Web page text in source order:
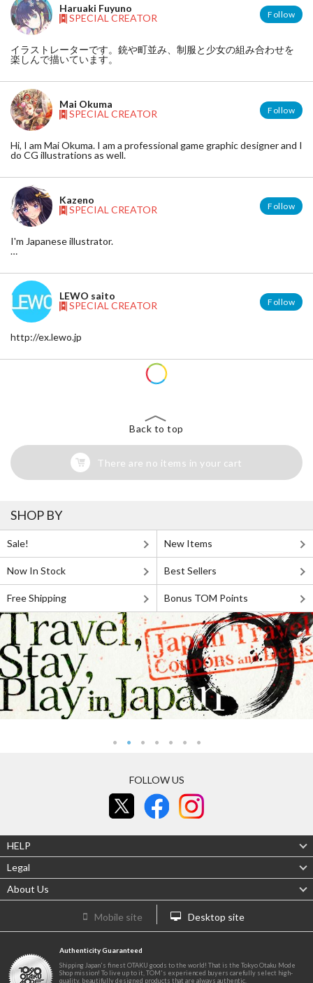
Haruaki Fuyuno
SPECIAL CREATOR
Follow
イラストレーターです。銃や町並み、制服と少女の組み合わせを
楽しんで描いています。
Mai Okuma
SPECIAL CREATOR
Follow
Hi, I am Mai Okuma. I am a professional game graphic designer and I
do CG illustrations as well.
Kazeno
SPECIAL CREATOR
Follow
I'm Japanese illustrator.
LEWO saito
SPECIAL CREATOR
Follow
http://ex.lewo.jp
Back to top
There are no items in your cart
SHOP BY
Sale! New Items
Now In Stock Best Sellers
Free Shipping Bonus TOM Points
FOLLOW US
HELP
Legal
About Us
Mobile site Desktop site
Authenticity Guaranteed
Shipping Japan's finest OTAKU goods to the world! That is the Tokyo Otaku Mode
Shop mission! To live up to it, TOM's experienced buyers carefully select high-
quality, beautifully designed products that are always authentic.